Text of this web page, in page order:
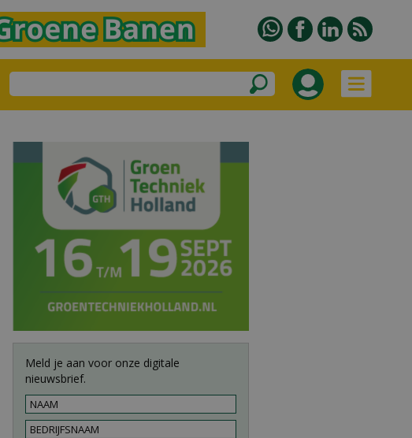
Meld je aan voor onze digitale
nieuwsbrief.